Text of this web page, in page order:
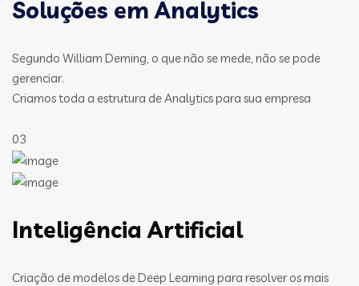
Soluções em Analytics
Segundo William Deming, o que não se mede, não se pode
gerenciar.
Criamos toda a estrutura de Analytics para sua empresa
03
Inteligência Artificial
Criação de modelos de Deep Learning para resolver os mais